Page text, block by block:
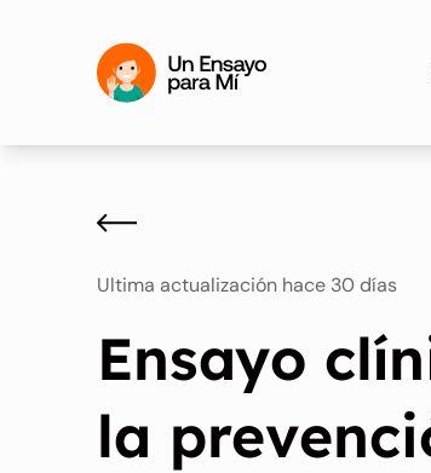
Ultima actualización hace 30 días
Ensayo
la